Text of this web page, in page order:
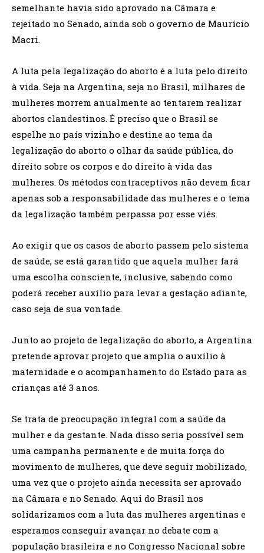
semelhante havia sido aprovado na Câmara e
rejeitado no Senado, ainda sob o governo de Maurício
Macri.
A luta pela legalização do aborto é a luta pelo direito
à vida. Seja na Argentina, seja no Brasil, milhares de
mulheres morrem anualmente ao tentarem realizar
abortos clandestinos. É preciso que o Brasil se
espelhe no país vizinho e destine ao tema da
legalização do aborto o olhar da saúde pública, do
direito sobre os corpos e do direito à vida das
mulheres. Os métodos contraceptivos não devem ficar
apenas sob a responsabilidade das mulheres e o tema
da legalização também perpassa por esse viés.
Ao exigir que os casos de aborto passem pelo sistema
de saúde, se está garantido que aquela mulher fará
uma escolha consciente, inclusive, sabendo como
poderá receber auxílio para levar a gestação adiante,
caso seja de sua vontade.
Junto ao projeto de legalização do aborto, a Argentina
pretende aprovar projeto que amplia o auxílio à
maternidade e o acompanhamento do Estado para as
crianças até 3 anos.
Se trata de preocupação integral com a saúde da
mulher e da gestante. Nada disso seria possível sem
uma campanha permanente e de muita força do
movimento de mulheres, que deve seguir mobilizado,
uma vez que o projeto ainda necessita ser aprovado
na Câmara e no Senado. Aqui do Brasil nos
solidarizamos com a luta das mulheres argentinas e
esperamos conseguir avançar no debate com a
população brasileira e no Congresso Nacional sobre